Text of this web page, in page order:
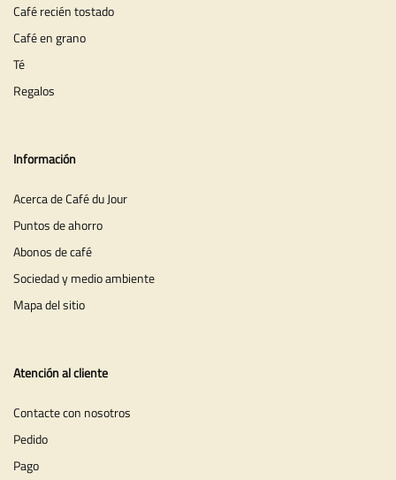
Café recién tostado
Café en grano
Té
Regalos
Información
Acerca de Café du Jour
Puntos de ahorro
Abonos de café
Sociedad y medio ambiente
Mapa del sitio
Atención al cliente
Contacte con nosotros
Pedido
Pago